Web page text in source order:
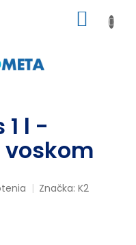
KOŠÍK
1 l -
Značka:K2